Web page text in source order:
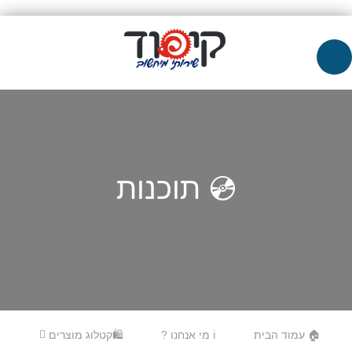
💿 תוכנות
Menu🏠 עמוד הבית
ℹ️ מי אנחנו ? 🛍️קטלוג מוצרים